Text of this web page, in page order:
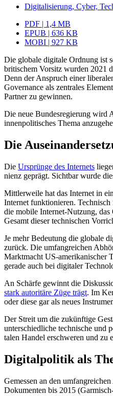
Digitalisierung, Cyber,
PDF | 1,4 MB
EPUB | 636 KB
MOBI | 927 KB
Die globale digitale Ordnung ist
britischem Vorsitz wurden 2021
Denn der An­spruch einer
Governance als zentrales
Partner zu gewinnen.
Die neue Bundesregierung wird
in­nenpolitisches Thema
Die
Die Ursprünge des Internets
nienz geprägt. Sichtbar wurde
Mittlerweile hat das Internet in
Internet funktionieren.
die mobile Internet-Nutzung,
Gesamt dieser technischen
Je mehr Bedeutung die globale
zurück. Die umfangreichen
Marktmacht US-amerikanischer
gerade auch bei digitaler
An Schärfe gewinnt die
stark autoritäre Züge trägt. Im
oder diese gar als neues
Der Streit um die zukünftige
unterschiedliche technische und
talen Handel erschweren und zu
Digitalpolitik als
Gemessen an den
Doku­men­ten bis 2015